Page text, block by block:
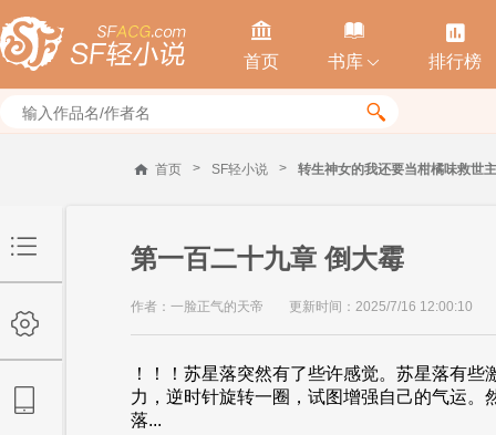

首页

书库 

排行榜

首页 > SF轻小说 > 转生神女的我还要当柑橘味救世主
第一百二十九章 倒大霉
作者：一脸正气的天帝 更新时间：2025/7/16 12:00:10
！！！苏星落突然有了些许感觉。苏星落有
力，逆时针旋转一圈，试图增强自己的气运
落...